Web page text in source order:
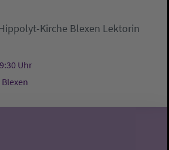
Kirche Blexen Lektorin
Uhr